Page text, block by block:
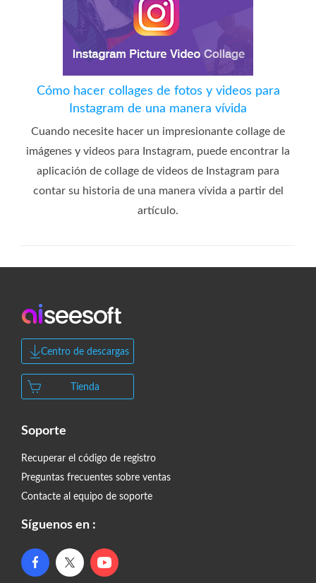
Cómo hacer collages de fotos y videos para
Instagram de una manera vívida
Cuando necesite hacer un impresionante collage de
imágenes y videos para Instagram, puede encontrar la
aplicación de collage de videos de Instagram para
contar su historia de una manera vívida a partir del
artículo.
Centro de descargas
Tienda
Soporte
Recuperar el código de registro
Preguntas frecuentes sobre ventas
Contacte al equipo de soporte
Síguenos en :